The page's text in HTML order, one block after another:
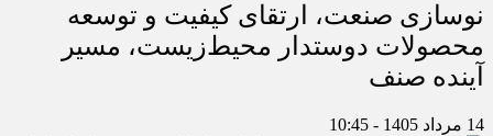
نوسازی صنعت، ارتقای کیفیت و توسعه
محصولات دوستدار محیط‌زیست، مسیر
آینده صنف
14 مرداد 1405 - 10:45